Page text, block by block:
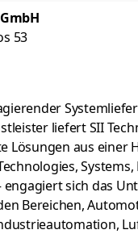
53
liefert SII
Lösungen aus einer
engagiert sich das
Bereichen,